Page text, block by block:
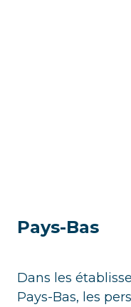
Pays-Bas
Dans les
Pays-Bas, les